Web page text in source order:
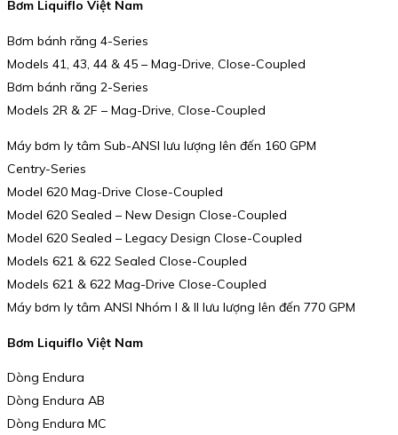
Bơm Liquiflo Việt Nam
Bơm bánh răng 4-Series
Models 41, 43, 44 & 45 – Mag-Drive, Close-Coupled
Bơm bánh răng 2-Series
Models 2R & 2F – Mag-Drive, Close-Coupled
Máy bơm ly tâm Sub-ANSI lưu lượng lên đến 160 GPM
Centry-Series
Model 620 Mag-Drive Close-Coupled
Model 620 Sealed – New Design Close-Coupled
Model 620 Sealed – Legacy Design Close-Coupled
Models 621 & 622 Sealed Close-Coupled
Models 621 & 622 Mag-Drive Close-Coupled
Máy bơm ly tâm ANSI Nhóm I & II lưu lượng lên đến 770 GPM
Bơm Liquiflo Việt Nam
Dòng Endura
Dòng Endura AB
Dòng Endura MC